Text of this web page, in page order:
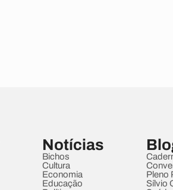
Notícias
Bichos
Cultura
Economia
Educação
Pleno
Sílvio